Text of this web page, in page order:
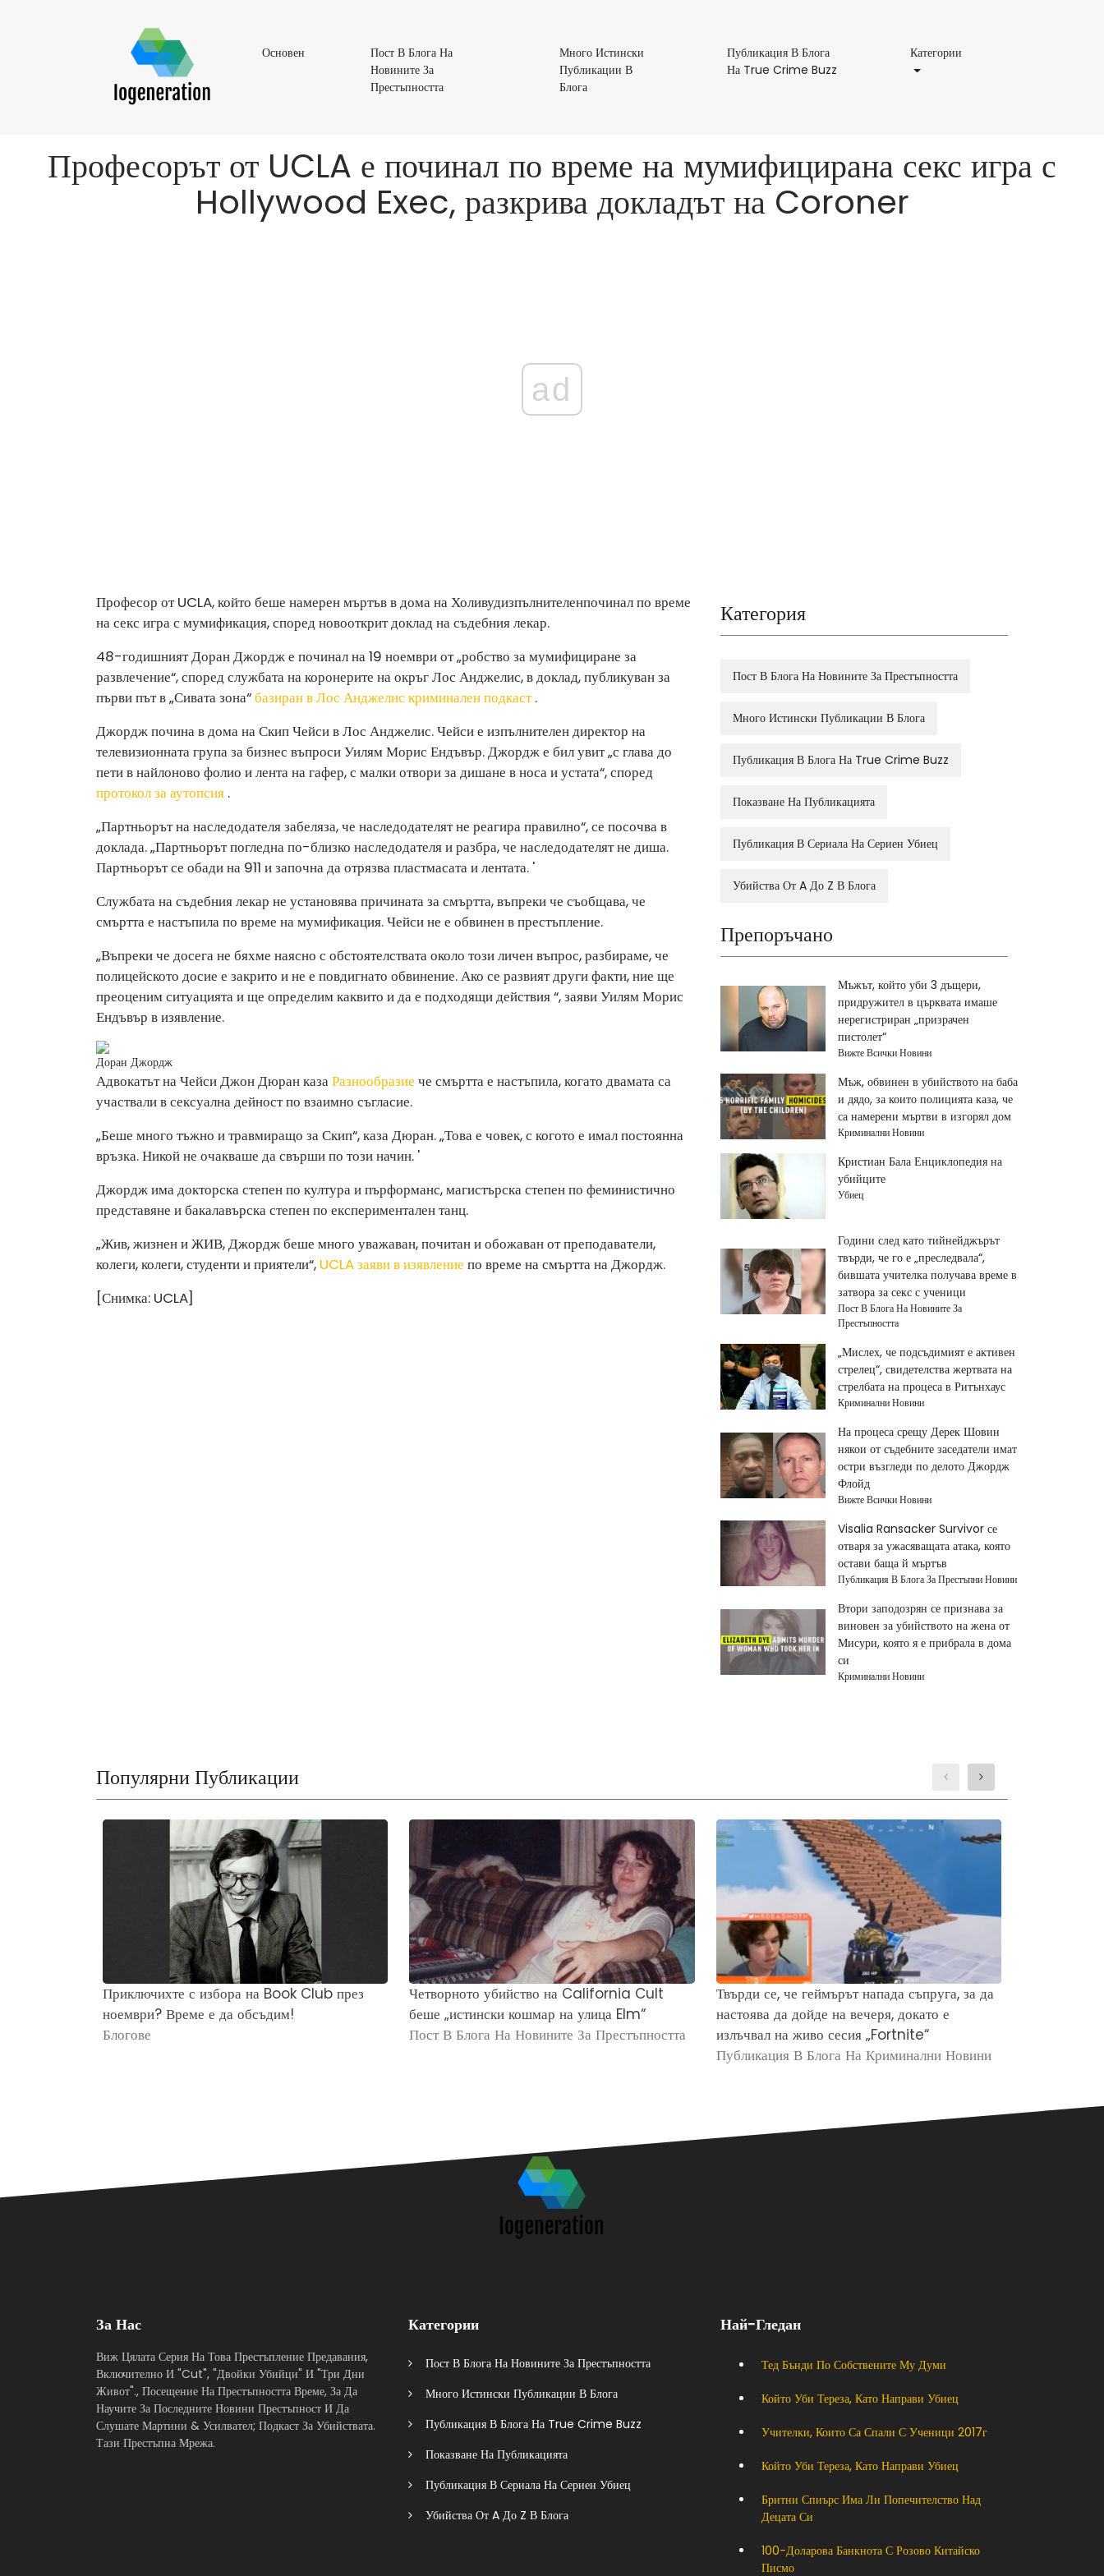
ОсновенОсновен
Пост В Блога На
Новините За
ПрестъпносттаПост
За
Много Истински
Публикации В
БлогаМного
Публикация В Блога
На True Crime Buzz
Buzz
Категории
Професорът от UCLA е починал по време на мумифицирана секс игра с
Hollywood Exec, разкрива докладът на Coroner
ad
Професор от UCLA, който беше намерен мъртъв в дома на Холивудизпълнителенпочинал по време
на секс игра с мумификация, според новооткрит доклад на съдебния лекар.
48-годишният Доран Джордж е починал на 19 ноември от „робство за мумифициране за
развлечение“, според службата на коронерите на окръг Лос Анджелис, в доклад, публикуван за
първи път в „Сивата зона“базиран в Лос Анджелис криминален подкаст.
Джордж почина в дома на Скип Чейси в Лос Анджелис. Чейси е изпълнителен директор на
телевизионната група за бизнес въпроси Уилям Морис Ендъвър. Джордж е бил увит „с глава до
пети в найлоново фолио и лента на гафер, с малки отвори за дишане в носа и устата“, според
протокол за аутопсия .
„Партньорът на наследодателя забеляза, че наследодателят не реагира правилно“, се посочва в
доклада. „Партньорът погледна по-близко наследодателя и разбра, че наследодателят не диша.
Партньорът се обади на 911 и започна да отрязва пластмасата и лентата. '
Службата на съдебния лекар не установява причината за смъртта, въпреки че съобщава, че
смъртта е настъпила по време на мумификация. Чейси не е обвинен в престъпление.
„Въпреки че досега не бяхме наясно с обстоятелствата около този личен въпрос, разбираме, че
полицейското досие е закрито и не е повдигнато обвинение. Ако се развият други факти, ние ще
преоценим ситуацията и ще определим каквито и да е подходящи действия “, заяви Уилям Морис
Ендъвър в изявление.
Доран Джордж
Адвокатът на Чейси Джон Дюран казаРазнообразие че смъртта е настъпила, когато двамата са
участвали в сексуална дейност по взаимно съгласие.
„Беше много тъжно и травмиращо за Скип“, каза Дюран. „Това е човек, с когото е имал постоянна
връзка. Никой не очакваше да свърши по този начин. '
Джордж има докторска степен по култура и пърформанс, магистърска степен по феминистично
представяне и бакалавърска степен по експериментален танц.
„Жив, жизнен и ЖИВ, Джордж беше много уважаван, почитан и обожаван от преподаватели,
колеги, колеги, студенти и приятели“, UCLA заяви в изявление по време на смъртта на Джордж.
[Снимка: UCLA]
Категория
Пост В Блога На Новините За Престъпността
Много Истински Публикации В Блога
Публикация В Блога На True Crime Buzz
Показване На Публикацията
Публикация В Сериала На Сериен Убиец
Убийства От A До Z В Блога
Препоръчано
Мъжът, който уби 3 дъщери,
придружител в църквата имаше
нерегистриран „призрачен
пистолет“
Вижте Всички Новини
Мъж, обвинен в убийството на баба
и дядо, за които полицията каза, че
са намерени мъртви в изгорял дом
Криминални Новини
Кристиан Бала Енциклопедия на
убийците
Убиец
Години след като тийнейджърът
твърди, че го е „преследвала“,
бившата учителка получава време в
затвора за секс с ученици
Пост В Блога На Новините За
Престъпността
„Мислех, че подсъдимият е активен
стрелец“, свидетелства жертвата на
стрелбата на процеса в Ритънхаус
Криминални Новини
На процеса срещу Дерек Шовин
някои от съдебните заседатели имат
остри възгледи по делото Джордж
Флойд
Вижте Всички Новини
Visalia Ransacker Survivor се
отваря за ужасяващата атака, която
остави баща й мъртъв
Публикация В Блога За Престъпни Новини
Втори заподозрян се признава за
виновен за убийството на жена от
Мисури, която я е прибрала в дома
си
Криминални Новини
Популярни Публикации
Приключихте с избора на Book Club през
ноември? Време е да обсъдим!
Блогове
Четворното убийство на California Cult
беше „истински кошмар на улица Elm“
Пост В Блога На Новините За Престъпността
Твърди се, че геймърът напада съпруга, за да
настоява да дойде на вечеря, докато е
излъчвал на живо сесия „Fortnite“
Публикация В Блога На Криминални Новини
За Нас
Виж Цялата Серия На Това Престъпление Предавания,
Включително И "Cut", "Двойки Убийци" И "Три Дни
Живот"., Посещение На Престъпността Време, За Да
Научите За Последните Новини Престъпност И Да
Слушате Мартини & Усилвател; Подкаст За Убийствата.
Тази Престъпна Мрежа.
Категории
Пост В Блога На Новините За Престъпността
Много Истински Публикации В Блога
Публикация В Блога На True Crime Buzz
Показване На Публикацията
Публикация В Сериала На Сериен Убиец
Убийства От A До Z В Блога
Най-Гледан
Тед Бънди По Собствените Му Думи
Който Уби Тереза, Като Направи Убиец
Учителки, Които Са Спали С Ученици 2017г
Който Уби Тереза, Като Направи Убиец
Бритни Спиърс Има Ли Попечителство Над
Децата Си
100-Доларова Банкнота С Розово Китайско
Писмо